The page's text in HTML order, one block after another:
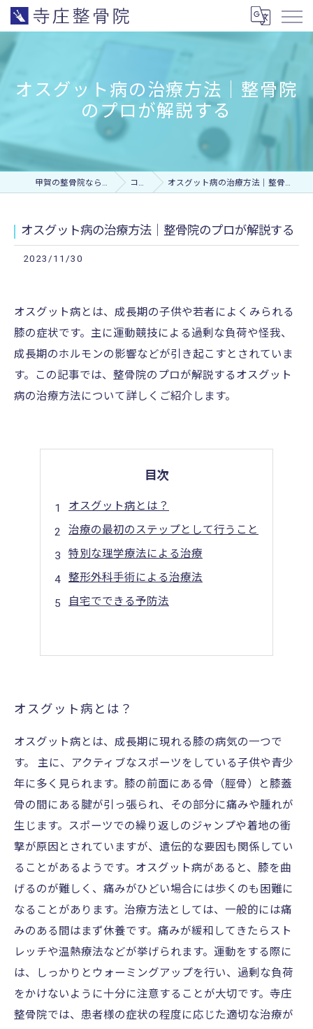
オスグット病の治療方法｜整骨院
のプロが解説する
甲賀の整骨院なら寺庄整骨院 コラム オスグット病の治療方法｜整骨院のプロが解説する
オスグット病の治療方法｜整骨院のプロが解説する
2023/11/30
オスグット病とは、成長期の子供や若者によくみられる
膝の症状です。主に運動競技による過剰な負荷や怪我、
成長期のホルモンの影響などが引き起こすとされていま
す。この記事では、整骨院のプロが解説するオスグット
病の治療方法について詳しくご紹介します。
目次
オスグット病とは？
治療の最初のステップとして行うこと
特別な理学療法による治療
整形外科手術による治療法
自宅でできる予防法
オスグット病とは？
オスグット病とは、成長期に現れる膝の病気の一つで
す。 主に、アクティブなスポーツをしている子供や青少
年に多く見られます。膝の前面にある骨（脛骨）と膝蓋
骨の間にある腱が引っ張られ、その部分に痛みや腫れが
生じます。スポーツでの繰り返しのジャンプや着地の衝
撃が原因とされていますが、遺伝的な要因も関係してい
ることがあるようです。オスグット病があると、膝を曲
げるのが難しく、痛みがひどい場合には歩くのも困難に
なることがあります。治療方法としては、一般的には痛
みのある間はまず休養です。痛みが緩和してきたらスト
レッチや温熱療法などが挙げられます。運動をする際に
は、しっかりとウォーミングアップを行い、過剰な負荷
をかけないように十分に注意することが大切です。寺庄
整骨院では、患者様の症状の程度に応じた適切な治療が